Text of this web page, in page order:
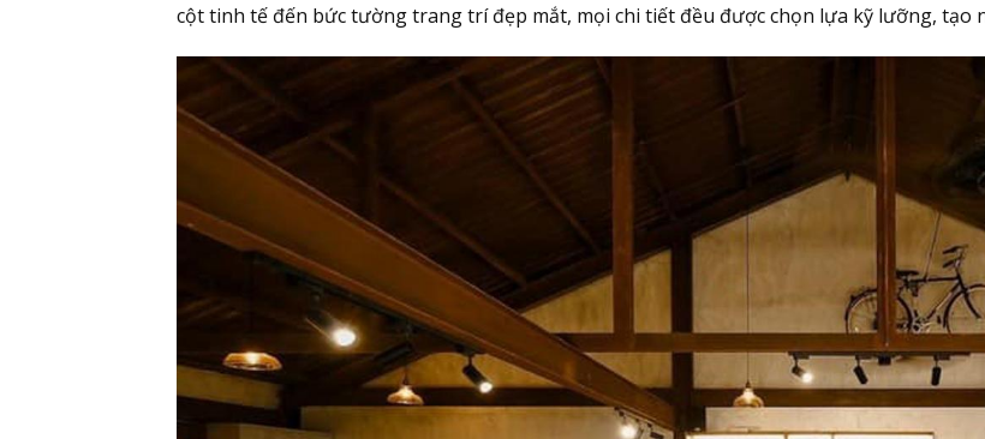
cột tinh tế đến bức tường trang trí đẹp mắt, mọi chi tiết đều được chọn lựa kỹ lưỡng, tạo